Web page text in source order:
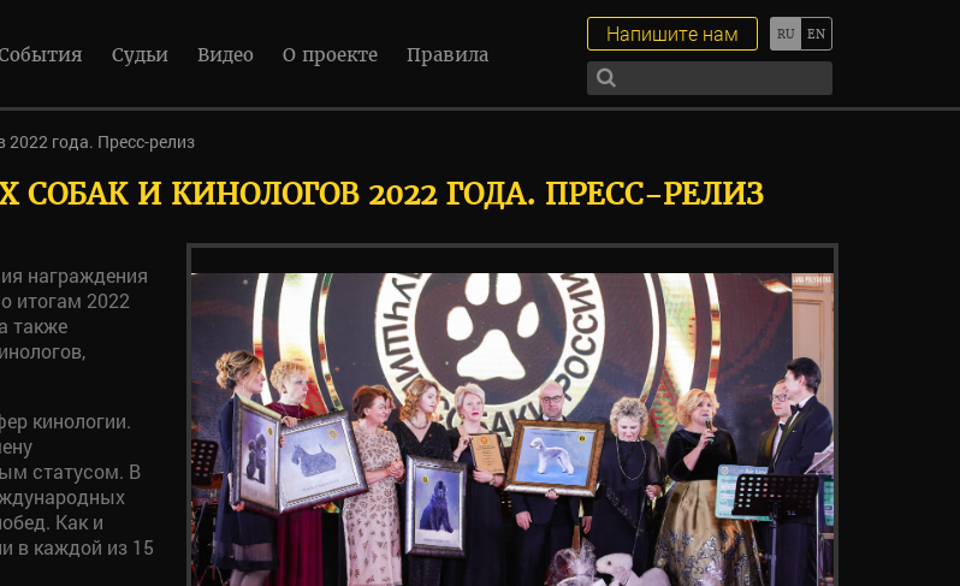
Судьи Видео О проекте Правила
Напишите нам
2022 года. Пресс-релиз
И КИНОЛОГОВ 2022 ГОДА. ПРЕСС-РЕЛИЗ
награждения
итогам 2022
также
кинологии.
статусом. В
Как и
в каждой из 15